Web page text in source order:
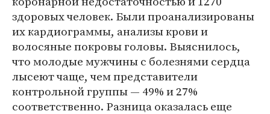
здоровых человек. Были проанализированы
их кардиограммы, анализы крови и
волосяные покровы головы. Выяснилось,
что молодые мужчины с болезнями сердца
лысеют чаще, чем представители
контрольной группы — 49% и 27%
соответственно. Разница оказалась еще